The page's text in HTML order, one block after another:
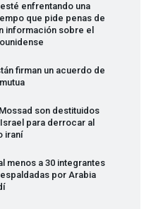
enfrentando una
que pide penas de
información sobre el
firman un acuerdo de
son destituidos
para derrocar al
iraní
menos a 30 integrantes
por Arabia